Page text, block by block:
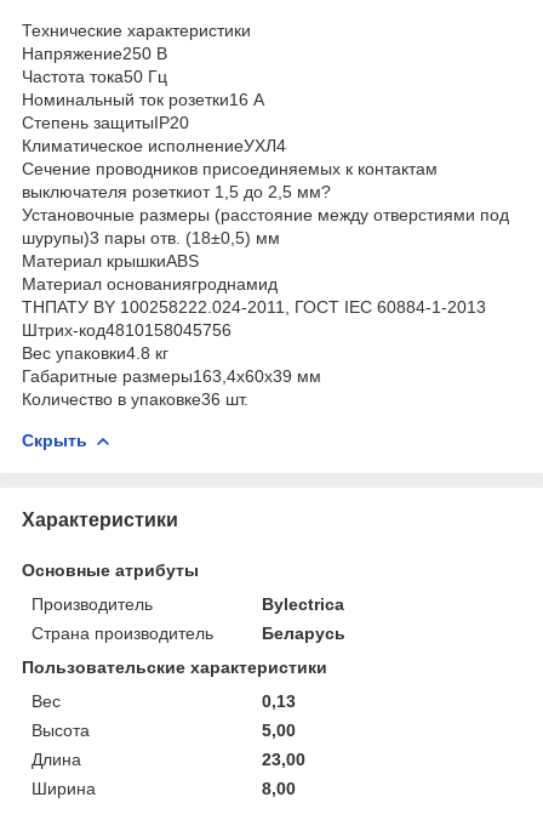
Технические характеристики
Напряжение250 В
Частота тока50 Гц
Номинальный ток розетки16 А
Степень защитыIP20
Климатическое исполнениеУХЛ4
Сечение проводников присоединяемых к контактам
выключателя розеткиот 1,5 до 2,5 мм?
Установочные размеры (расстояние между отверстиями под
шурупы)3 пары отв. (18±0,5) мм
Материал крышкиABS
Материал основаниягроднамид
ТНПАТУ BY 100258222.024-2011, ГОСТ IEC 60884-1-2013
Штрих-код4810158045756
Вес упаковки4.8 кг
Габаритные размеры163,4х60х39 мм
Количество в упаковке36 шт.
Скрыть
Характеристики
Основные атрибуты
Производитель
Bylectrica
Страна производитель
Беларусь
Пользовательские характеристики
Вес
0,13
Высота
5,00
Длина
23,00
Ширина
8,00